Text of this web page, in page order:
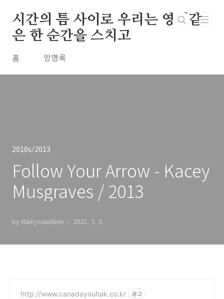
시간의 틈 사이로 우리는 영원같
은 한 순간을 스치고
홈 방명록
2010s/2013
Follow Your Arrow - Kacey
Musgraves / 2013
by Rainysunshine 2021. 7. 3.
http://www.canadayouhak.co.kr 광고